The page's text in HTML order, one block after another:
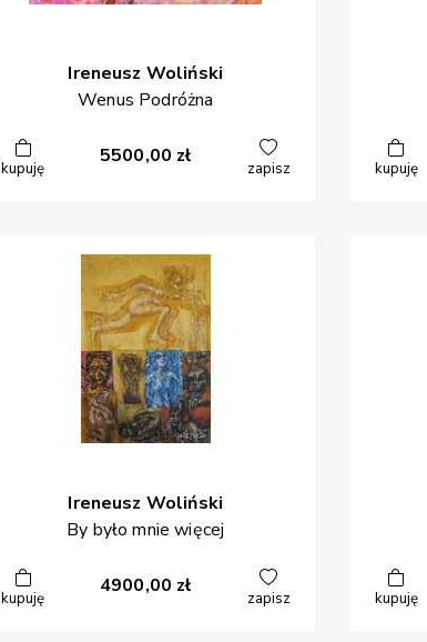
Ireneusz Woliński
Wenus Podróżna
kupuję
5500,00 zł
zapisz kupuję
Ireneusz Woliński
By było mnie więcej
kupuję
4900,00 zł
zapisz kupuję